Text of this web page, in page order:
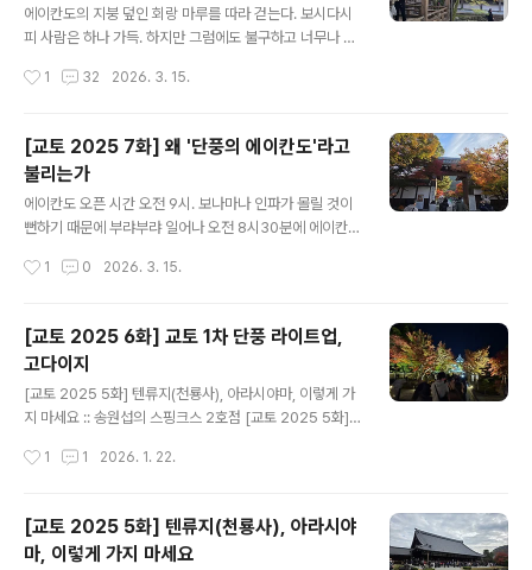
寺)와 고후쿠지(興福寺)였다. 고후쿠지는 못 가봤지만 도
다이지는 사슴 먹이 주러 가 본 적이 있는데, 그 본당의 규
래쪽 갈라진 틈으로 사람이 통과하는 챌린지도 있는데, 당
에이칸도의 지붕 덮인 회랑 마루를 따라 걷는다. 보시다시
피 사람은 하나 가득. 하지만 그럼에도 불구하고 너무나 그
말처럼 짜면 주르륵 빨간 물이 쏟아질 기미.회랑 중간 중간
느낌이다. 마당이 더 붉고아무래도 그늘진 쪽은 단풍도 덜
붉은데, 그래도 예쁘다.딱 이 정도로 사람이 없으면 정말 여
기서 살고 싶을 듯. 이런걸 봐선 여름에 와도 에이칸도는 멋
지겠지만,그래도 단풍철만은 못하리. 바닥 돌에 떨어진 잎
들만 봐도 예쁘다.이제 끝. 나가는 길을 내려와 보면,정말로
정면에서 보면 이렇다. 변재천은 일본에서 말주변과 예술
1 32 2026. 3. 15.
[교토 2025 7화] 왜 '단풍의 에이칸도'라고
불리는가
에이칸도 오픈 시간 오전 9시. 보나마나 인파가 몰릴 것이
뻔하기 때문에 부랴부랴 일어나 오전 8시30분에 에이칸도
토는 거의 평지. 교토 3일차. 오늘의 목표는 아침 일찍 일어
젠지를 구경하고 교세라 미술관, 가능하면 그 앞의 교토 근
대미술관까지 훑어보는 것으로 대략 정했다. 교토의 지리
기준은 일단 도시 중앙에서 살짝 동쪽을 남북으로 가로지
르고 있는 가모 강을 인식하는데서부터 시작한다. 대부분
의 교토 시내는 가모 강 서쪽, 그러니까 지도상으로 가모 강
는 강 서안이다. 그 반대쪽, 헤이안 신궁에서 더 동쪽을 히
1 0 2026. 3. 15.
[교토 2025 6화] 교토 1차 단풍 라이트업,
고다이지
[교토 2025 5화] 텐류지(천룡사), 아라시야마, 이렇게 가
지 마세요 :: 송원섭의 스핑크스 2호점 [교토 2025 5화]
교토 4화] 기오지(기왕사), 아라시야마의 작은 보석 :: 송원
아라시야마의 작은 보석[2025 교토 3화] 아라시야마의
빛, 조잣코지(상적광사)의fivecard.joins.com 앞의 글에
서 이어집니다.아무튼 만만찮은 인파를 뚫고 사가 아라시
1 1 2026. 1. 22.
[교토 2025 5화] 텐류지(천룡사), 아라시야
마, 이렇게 가지 마세요